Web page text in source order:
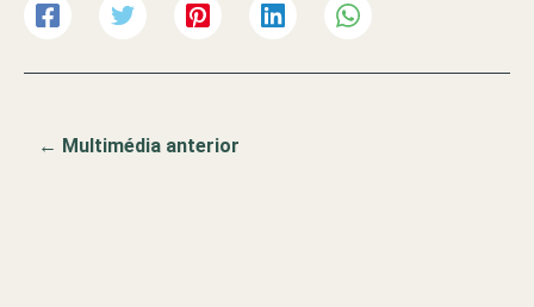
← Multimédia anterior